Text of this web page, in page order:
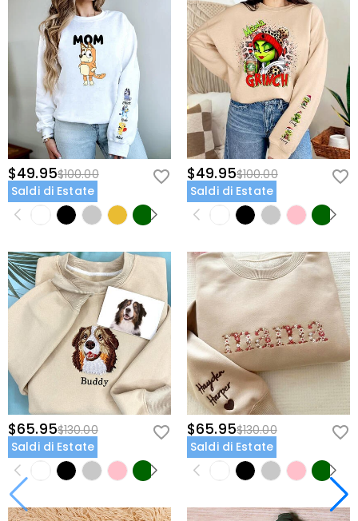
$49.95$100.00
Saldi di Estate
$49.95$100.00
Saldi di Estate
$65.95$130.00
Saldi di Estate
$65.95$130.00
Saldi di Estate